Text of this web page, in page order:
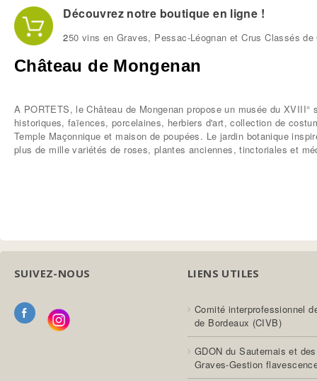
Découvrez notre boutique en ligne !
250 vins en Graves, Pessac-Léognan et Crus Classés
Château de Mongenan
A PORTETS, le Château de Mongenan propose un musée du XVIII°
historiques, faïences, porcelaines, herbiers d'art, collection de
Temple Maçonnique et maison de poupées. Le jardin botanique
plus de mille variétés de roses, plantes anciennes, tinctoriales et
SUIVEZ-NOUS LIENS UTILES
Comité interprofessionnel
de Bordeaux (CIVB)
GDON du Sauternais et des
Graves-Gestion